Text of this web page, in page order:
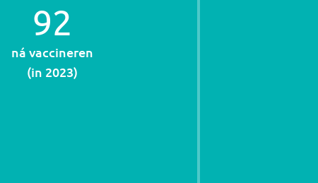
92
ná vaccineren
(in 2023)